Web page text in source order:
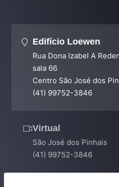
Edifício Loewen
Rua Dona Izabel A
sala 66
Centro São José dos
(41) 99752-3846
Virtual
São José dos Pinhais
(41) 99752-3846